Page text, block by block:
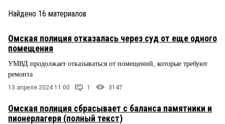
ПРОИСШЕСТВИЯ
СТИЛЬ ЖИЗНИ
Найдено 16 материалов
Омская полиция отказалась через суд от еще одного
помещения
УМВД продолжает отказываться от помещений, которые требуют
ремонта
13 апреля 2024 11:00 1 3147
Омская полиция сбрасывает с баланса памятники и
пионерлагеря (полный текст)